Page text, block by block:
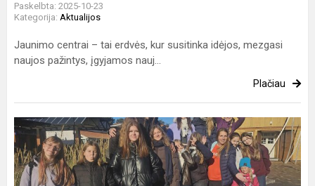
Paskelbta: 2025-10-23
Kategorija: Aktualijos
Jaunimo centrai – tai erdvės, kur susitinka idėjos, mezgasi
naujos pažintys, įgyjamos nauj...
Plačiau
Projekte
išskirtinė
atida
gamtai